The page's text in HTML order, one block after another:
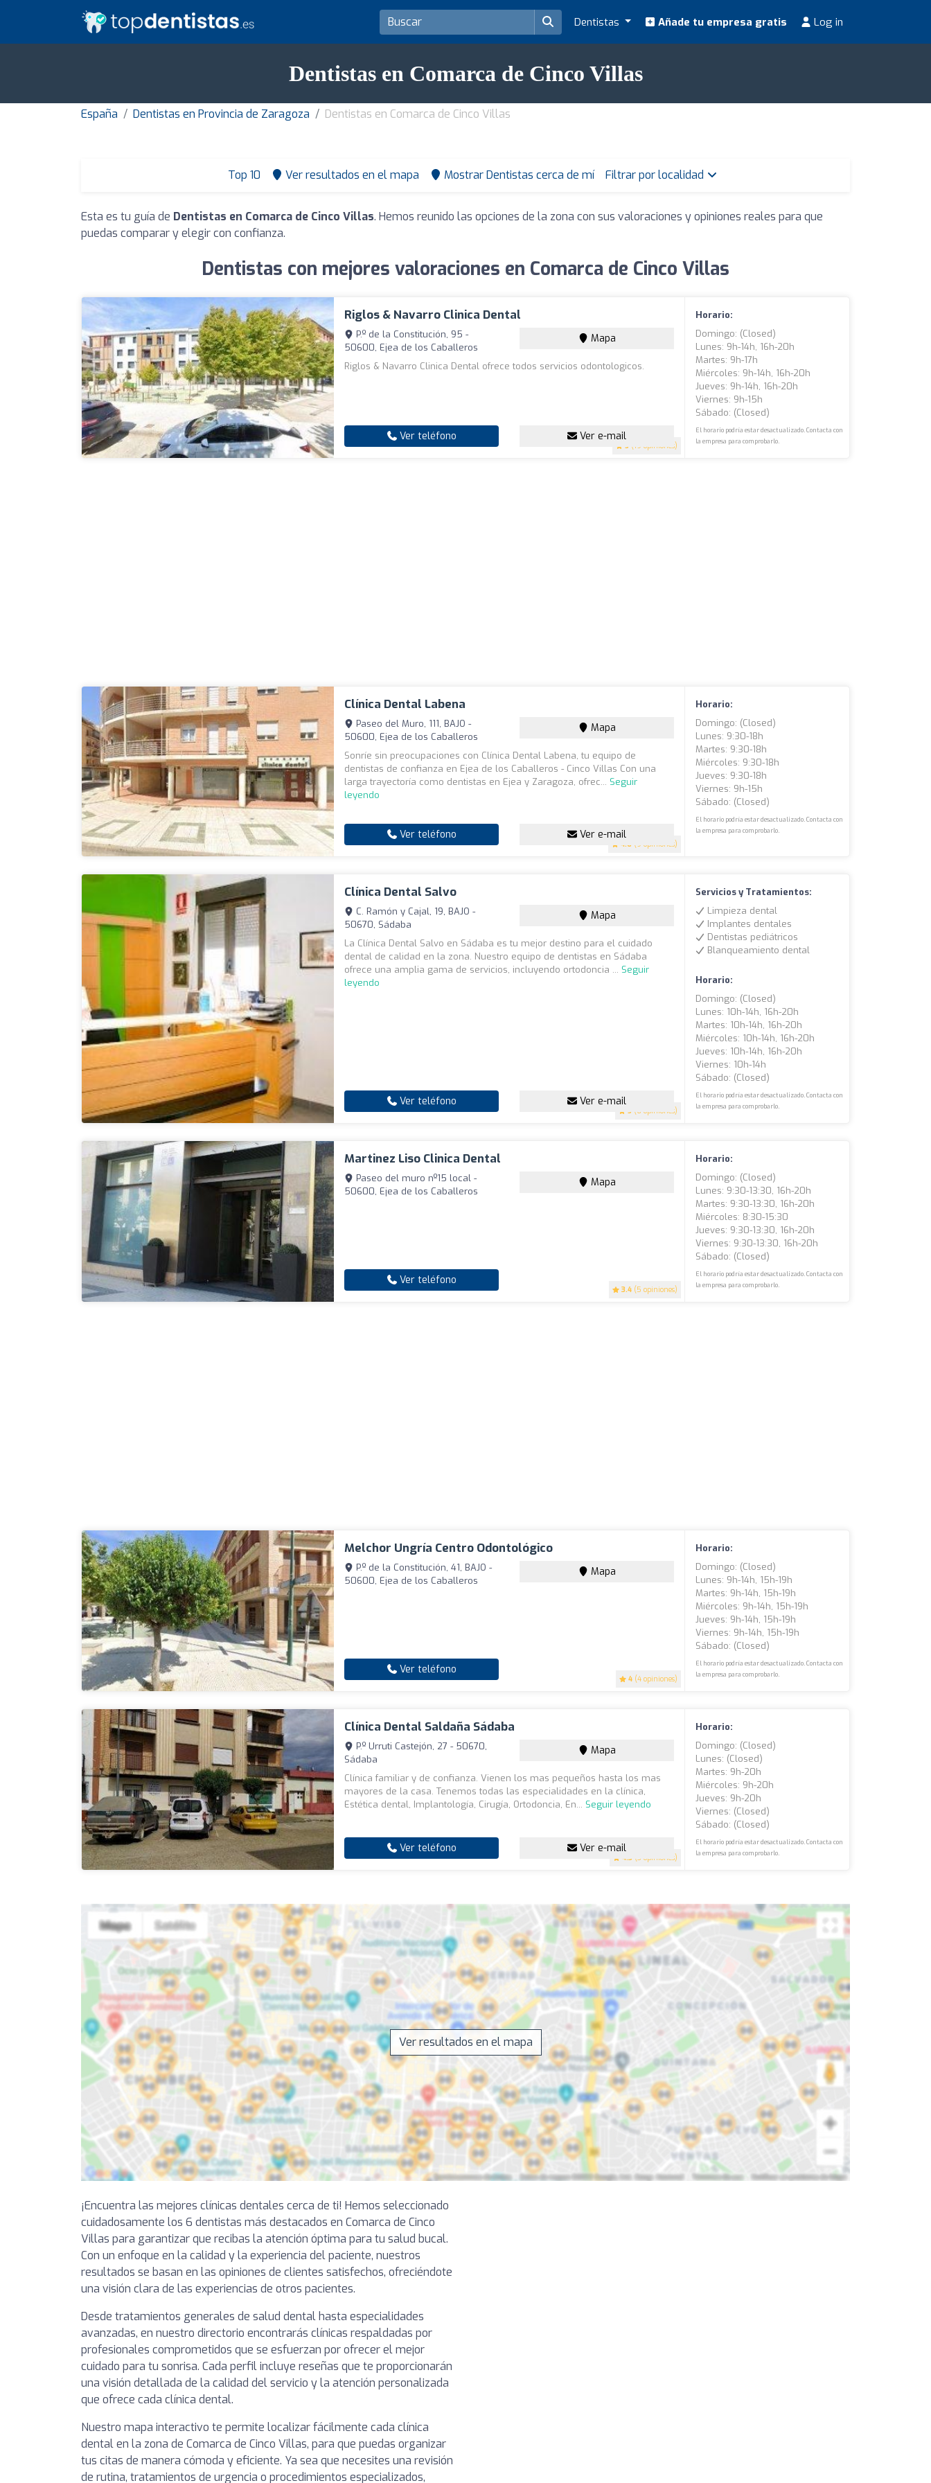
Dentistas Añade tu empresa gratis Log in
Dentistas en Comarca de Cinco Villas
España Dentistas en Provincia de Zaragoza Dentistas en Comarca de Cinco Villas
Top 10 Ver resultados en el mapa Mostrar Dentistas cerca de mí Filtrar por localidad
Esta es tu guía de Dentistas en Comarca de Cinco Villas. Hemos reunido las opciones de la zona con sus valoraciones y opiniones reales para que
puedas comparar y elegir con confianza.
Dentistas con mejores valoraciones en Comarca de Cinco Villas
Riglos & Navarro Clinica Dental
5 (19 opiniones)
P.º de la Constitución, 95 -
50600, Ejea de los Caballeros
Mapa
Riglos & Navarro Clinica Dental ofrece todos servicios odontologicos.
Ver teléfono Ver e-mail
Horario:
Domingo: (closed)
Lunes: 9h-14h, 16h-20h
Martes: 9h-17h
Miércoles: 9h-14h, 16h-20h
Jueves: 9h-14h, 16h-20h
Viernes: 9h-15h
Sábado: (closed)
El horario podría estar desactualizado. Contacta con
la empresa para comprobarlo.
Clínica Dental Labena
4.6 (9 opiniones)
Paseo del Muro, 111, BAJO -
50600, Ejea de los Caballeros
Mapa
Sonríe sin preocupaciones con Clínica Dental Labena, tu equipo de
dentistas de confianza en Ejea de los Caballeros - Cinco Villas Con una
larga trayectoría como dentistas en Ejea y Zaragoza, ofrec... Seguir
leyendo
Ver teléfono Ver e-mail
Horario:
Domingo: (closed)
Lunes: 9:30-18h
Martes: 9:30-18h
Miércoles: 9:30-18h
Jueves: 9:30-18h
Viernes: 9h-15h
Sábado: (closed)
El horario podría estar desactualizado. Contacta con
la empresa para comprobarlo.
Clínica Dental Salvo
5 (6 opiniones)
C. Ramón y Cajal, 19, BAJO -
50670, Sádaba
Mapa
La Clínica Dental Salvo en Sádaba es tu mejor destino para el cuidado
dental de calidad en la zona. Nuestro equipo de dentistas en Sádaba
ofrece una amplia gama de servicios, incluyendo ortodoncia ... Seguir
leyendo
Ver teléfono Ver e-mail
Servicios y Tratamientos:
Limpieza dental
Implantes dentales
Dentistas pediátricos
Blanqueamiento dental
Horario:
Domingo: (closed)
Lunes: 10h-14h, 16h-20h
Martes: 10h-14h, 16h-20h
Miércoles: 10h-14h, 16h-20h
Jueves: 10h-14h, 16h-20h
Viernes: 10h-14h
Sábado: (closed)
El horario podría estar desactualizado. Contacta con
la empresa para comprobarlo.
Martinez Liso Clinica Dental
3.4 (5 opiniones)
Paseo del muro nº15 local -
50600, Ejea de los Caballeros
Mapa
Ver teléfono
Horario:
Domingo: (closed)
Lunes: 9:30-13:30, 16h-20h
Martes: 9:30-13:30, 16h-20h
Miércoles: 8:30-15:30
Jueves: 9:30-13:30, 16h-20h
Viernes: 9:30-13:30, 16h-20h
Sábado: (closed)
El horario podría estar desactualizado. Contacta con
la empresa para comprobarlo.
Melchor Ungría Centro Odontológico
4 (4 opiniones)
P.º de la Constitución, 41, BAJO -
50600, Ejea de los Caballeros
Mapa
Ver teléfono
Horario:
Domingo: (closed)
Lunes: 9h-14h, 15h-19h
Martes: 9h-14h, 15h-19h
Miércoles: 9h-14h, 15h-19h
Jueves: 9h-14h, 15h-19h
Viernes: 9h-14h, 15h-19h
Sábado: (closed)
El horario podría estar desactualizado. Contacta con
la empresa para comprobarlo.
Clínica Dental Saldaña Sádaba
4.3 (3 opiniones)
P.º Urruti Castejón, 27 - 50670,
Sádaba
Mapa
Clínica familiar y de confianza. Vienen los mas pequeños hasta los mas
mayores de la casa. Tenemos todas las especialidades en la clínica,
Estética dental, Implantología, Cirugía, Ortodoncia, En... Seguir leyendo
Ver teléfono Ver e-mail
Horario:
Domingo: (closed)
Lunes: (closed)
Martes: 9h-20h
Miércoles: 9h-20h
Jueves: 9h-20h
Viernes: (closed)
Sábado: (closed)
El horario podría estar desactualizado. Contacta con
la empresa para comprobarlo.
Ver resultados en el mapa
¡Encuentra las mejores clínicas dentales cerca de ti! Hemos seleccionado
cuidadosamente los 6 dentistas más destacados en Comarca de Cinco
Villas para garantizar que recibas la atención óptima para tu salud bucal.
Con un enfoque en la calidad y la experiencia del paciente, nuestros
resultados se basan en las opiniones de clientes satisfechos, ofreciéndote
una visión clara de las experiencias de otros pacientes.
Desde tratamientos generales de salud dental hasta especialidades
avanzadas, en nuestro directorio encontrarás clínicas respaldadas por
profesionales comprometidos que se esfuerzan por ofrecer el mejor
cuidado para tu sonrisa. Cada perfil incluye reseñas que te proporcionarán
una visión detallada de la calidad del servicio y la atención personalizada
que ofrece cada clínica dental.
Nuestro mapa interactivo te permite localizar fácilmente cada clínica
dental en la zona de Comarca de Cinco Villas, para que puedas organizar
tus citas de manera cómoda y eficiente. Ya sea que necesites una revisión
de rutina, tratamientos de urgencia o procedimientos especializados,